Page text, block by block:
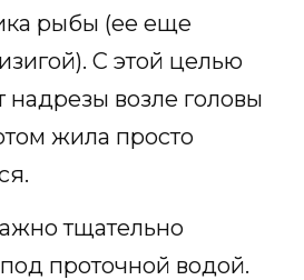
рыбы (ее еще
С этой целью
надрезы возле головы
жила просто
тщательно
проточной водой.